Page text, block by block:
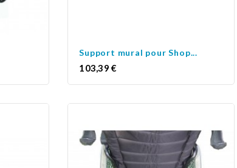
Support mural pour Shop...
Prix
103,39 €